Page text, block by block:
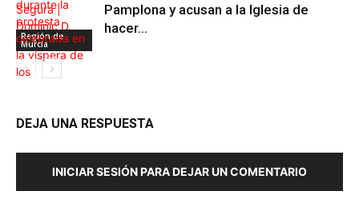
Región de
Murcia
Pamplona y acusan a la Iglesia de
hacer...
DEJA UNA RESPUESTA
INICIAR SESIÓN PARA DEJAR UN COMENTARIO